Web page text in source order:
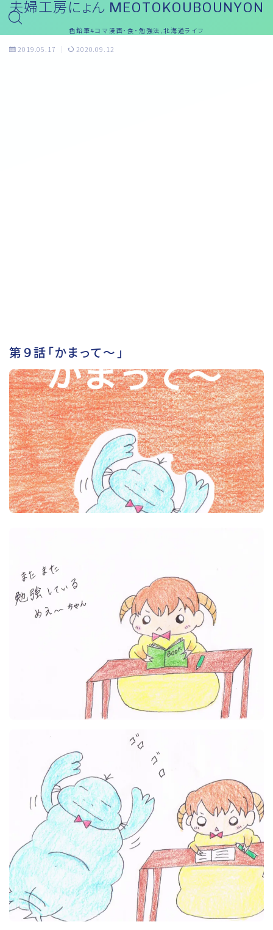
夫婦工房にょん MEOTOKOUBOUNYON
色鉛筆4コマ漫画・食・勉強法,北海道ライフ
2019.05.17 2020.09.12
第９話「かまって～」